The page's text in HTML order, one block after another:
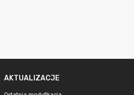
AKTUALIZACJE